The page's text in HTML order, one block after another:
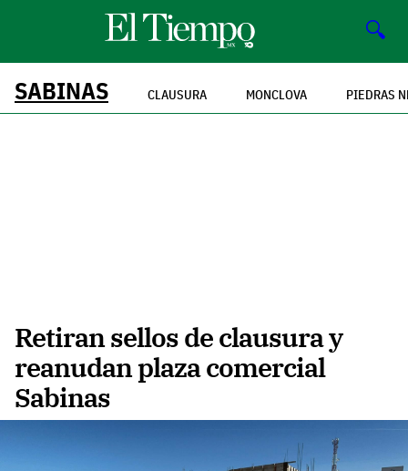
🔍
SABINAS CLAUSURA MONCLOVA PIEDRAS
Retiran sellos de clausura y
reanudan plaza comercial
Sabinas